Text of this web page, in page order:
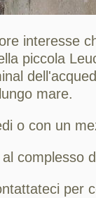
interesse
piccola
mare.
o con un
complesso
per